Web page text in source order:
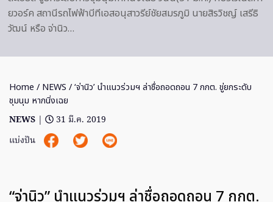
ยวอร์ค สถานีรถไฟฟ้าบีทีเอสอนุสาวรีย์ชัยสมรภูมิ นายสิรวิชญ์ เสรีธิ
วัฒน์ หรือ จ่านิว…
Home / NEWS / ‘จ่านิว’ นำแนวร่วมฯ ล่าชื่อถอดถอน 7 กกต. ขู่ยกระดับ
ชุมนุม หากนิ่งเฉย
NEWS |
31 มี.ค. 2019
แบ่งปัน
“จ่านิว” นำแนวร่วมฯ ล่าชื่อถอดถอน 7 กกต.